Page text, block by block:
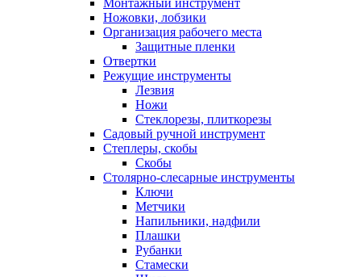
Ножовки, лобзики
Организация рабочего места
Защитные пленки
Отвертки
Режущие инструменты
Лезвия
Ножи
Стеклорезы, плиткорезы
Садовый ручной инструмент
Степлеры, скобы
Скобы
Столярно-слесарные инструменты
Ключи
Метчики
Напильники, надфили
Плашки
Рубанки
Стамески